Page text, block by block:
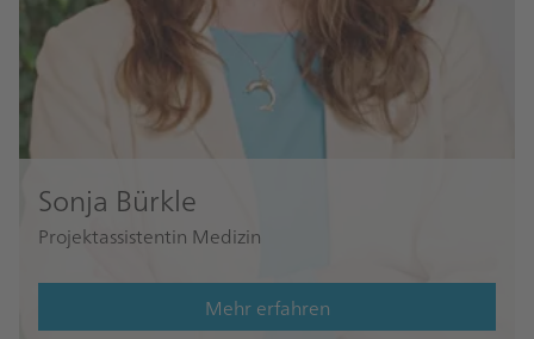
Sonja Bürkle
Projektassistentin Medizin
Mehr erfahren